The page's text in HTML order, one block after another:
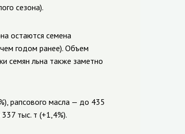
сезона).
остаются семена
годом ранее). Объем
семян льна также заметно
рапсового масла — до 435
тыс. т (+1,4%).